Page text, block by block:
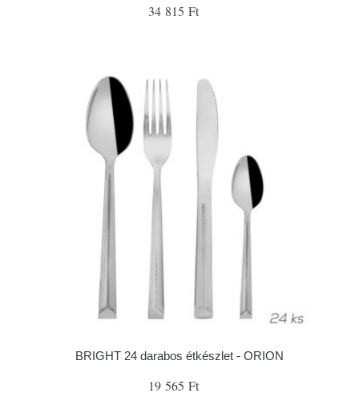
34 815 Ft
BRIGHT 24 darabos étkészlet - ORION
19 565 Ft